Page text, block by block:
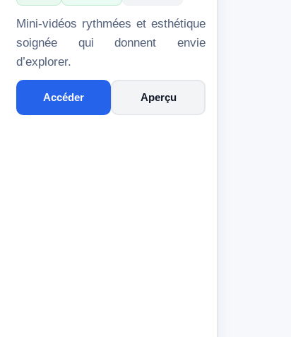
Mini-vidéos rythmées et esthétique
soignée qui donnent envie
d’explorer.
Accéder Aperçu